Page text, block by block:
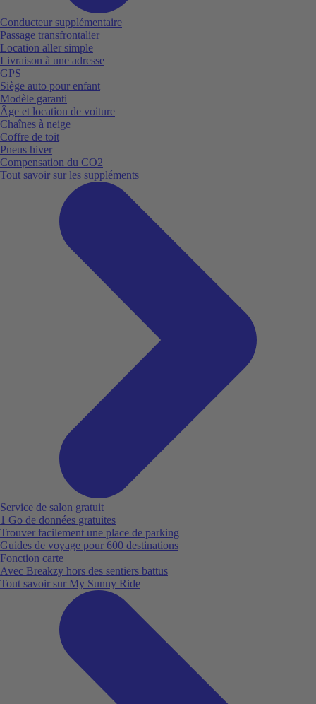
Conducteur supplémentaire
Passage transfrontalier
Location aller simple
Livraison à une adresse
GPS
Siège auto pour enfant
Modèle garanti
Âge et location de voiture
Chaînes à neige
Coffre de toit
Pneus hiver
Compensation du CO2
Tout savoir sur les suppléments
Service de salon gratuit
1 Go de données gratuites
Trouver facilement une place de parking
Guides de voyage pour 600 destinations
Fonction carte
Avec Breakzy hors des sentiers battus
Tout savoir sur My Sunny Ride